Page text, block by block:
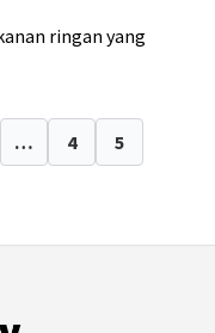
ringan yang
… 4 5